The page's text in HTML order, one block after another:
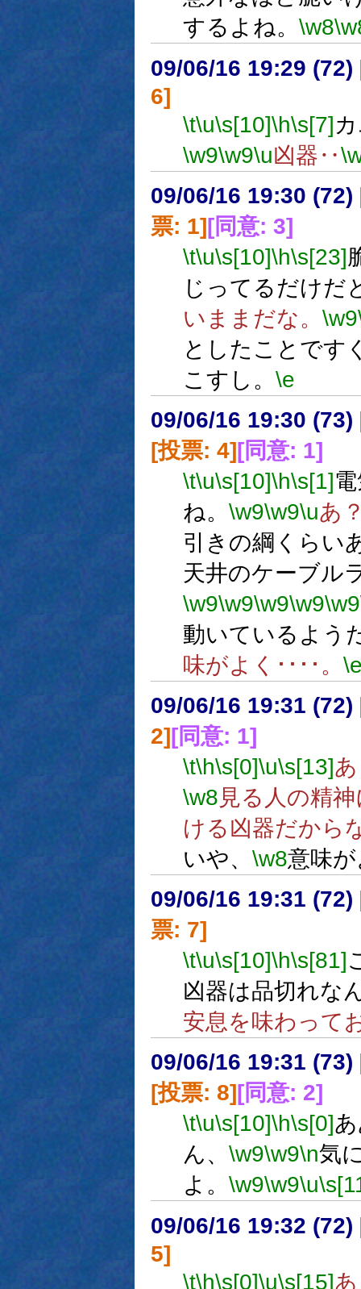
するよね。 \w8
09/06/16 19:29 (72)
6]
\t\u\s[10]\h\s[7]
\w9\w9\u凶器‥
09/06/16 19:30 (72)
票: 1][同意: 3]
\t\u\s[10]\h\s[23]
じってるだけだ
いままだな。 \w9
としたことです
こすし。 \e
09/06/16 19:30 (73)
[投票: 4][同意: 1]
\t\u\s[10]\h\s[1]
ね。 \w9\w9\uあ
引きの綱くらい
天井のケーブル
\w9\w9\w9\w9\w9
動いているよう
味がよく････。
09/06/16 19:31 (72)
2][同意: 1]
\t\h\s[0]\u\s[13]
\w8 見る人の精
ける凶器だから
いや、 \w8意味
09/06/16 19:31 (72)
票: 7]
\t\u\s[10]\h\s[81]
凶器は品切れな
安息を味わって
09/06/16 19:31 (73)
[投票: 8] [同意: 2]
\t\u\s[10]\h\s[0]
ん、 \w9\w9\n気
よ。 \w9\w9\u
09/06/16 19:32 (72)
5]
\t\h\s[0]\u\s[15]